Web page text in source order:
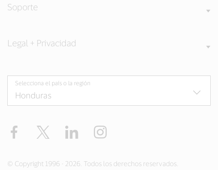
Soporte
Legal + Privacidad
Selecciona el país o la región
Facebook Twitter LinkedIn
© Copyright 1996 - 2026. Todos los derechos reservados.